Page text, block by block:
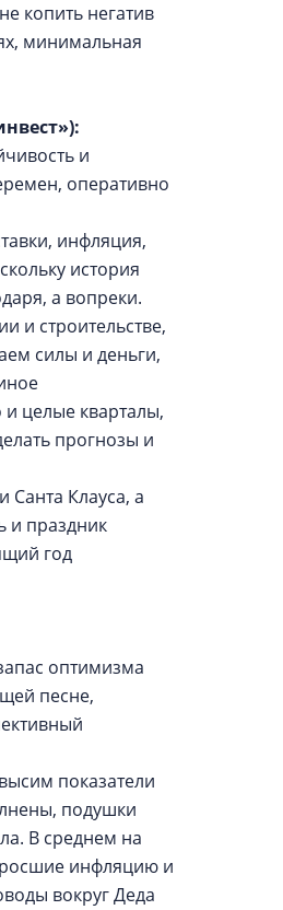
копить негатив
минимальная
и
оперативно
инфляция,
история
а вопреки.
и строительстве,
силы и деньги,
целые кварталы,
прогнозы и
Санта Клауса, а
и праздник
год
оптимизма
песне,
показатели
подушки
В среднем на
инфляцию и
вокруг Деда